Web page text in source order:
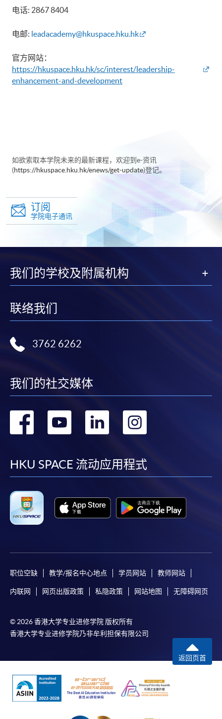
电话: 2867 8404
电邮: leadacademy@hkuspace.hku.hk
官方网站：
https://hkuspace.hku.hk/sc/interest/leadership-
enhancement-and-development
如欲索取本学院未来的最新课程，欢迎到e-资讯
(https://hkuspace.hku.hk/enews/get-update)登记。
订阅
学院电子通讯
我们的学校及附属机构
联络我们
3762 6262
我们的社交媒体
转
facebook
转
youtube
转
linkedin
转
HKU SPACE 流动应用程式
职位空缺 教学/报名中心地点 学员网站 教师网站
内联网 网页出版政策 私隐政策 网站地图 无障碍网页
© 2026 香港大学专业进修学院 版权所有
香港大学专业进修学院乃非牟利担保有限公司
返回页首